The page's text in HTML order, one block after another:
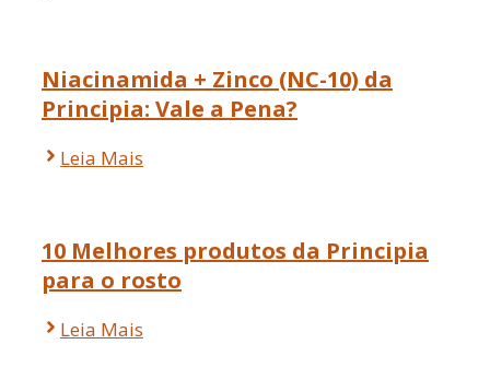
Niacinamida + Zinco (NC-10) da
Principia: Vale a Pena?
Leia Mais
10 Melhores produtos da Principia
para o rosto
Leia Mais